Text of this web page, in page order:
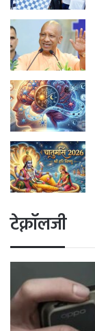
टेक्नॉलजी